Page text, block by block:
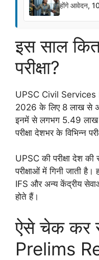
होंगे आवेदन,
इस साल
परीक्षा?
UPSC Civil
2026 के लिए 8 लाख से
इनमें से लगभग 5.49 लाख
परीक्षा देशभर के विभिन्न
UPSC की परीक्षा देश की
परीक्षाओं में गिनी जाती
IFS और अन्य केंद्रीय
होते हैं।
ऐसे चेक कर
Prelims